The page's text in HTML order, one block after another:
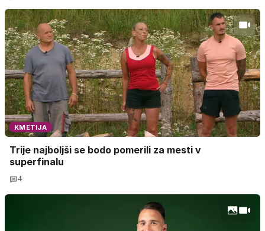
KMETIJA
Trije najboljši se bodo pomerili za mesti v
superfinalu
4